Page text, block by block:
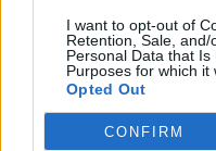
I want to opt-out of
Retention, Sale,
Personal Data that
Purposes for which it
Opted Out
CONFIRM